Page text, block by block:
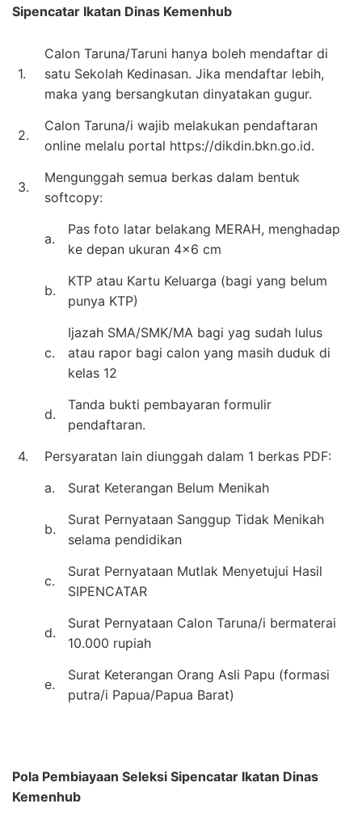
Sipencatar Ikatan Dinas Kemenhub
1.
Calon Taruna/Taruni hanya boleh mendaftar di
satu Sekolah Kedinasan. Jika mendaftar lebih,
maka yang bersangkutan dinyatakan gugur.
2.
Calon Taruna/i wajib melakukan pendaftaran
online melalu portal https://dikdin.bkn.go.id.
3.
Mengunggah semua berkas dalam bentuk
softcopy:
a.
Pas foto latar belakang MERAH, menghadap
ke depan ukuran 4×6 cm
b.
KTP atau Kartu Keluarga (bagi yang belum
punya KTP)
c.
Ijazah SMA/SMK/MA bagi yag sudah lulus
atau rapor bagi calon yang masih duduk di
kelas 12
d.
Tanda bukti pembayaran formulir
pendaftaran.
4.
Persyaratan lain diunggah dalam 1 berkas PDF:
a.
Surat Keterangan Belum Menikah
b.
Surat Pernyataan Sanggup Tidak Menikah
selama pendidikan
c.
Surat Pernyataan Mutlak Menyetujui Hasil
SIPENCATAR
d.
Surat Pernyataan Calon Taruna/i bermaterai
10.000 rupiah
e.
Surat Keterangan Orang Asli Papu (formasi
putra/i Papua/Papua Barat)
Pola Pembiayaan Seleksi Sipencatar Ikatan Dinas
Kemenhub